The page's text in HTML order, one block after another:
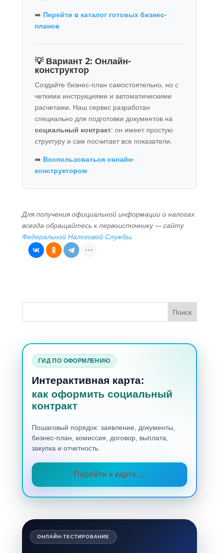
➡️ Перейти в каталог готовых бизнес-
планов
💡 Вариант 2: Онлайн-
конструктор
Создайте бизнес-план самостоятельно, но с
четкими инструкциями и автоматическими
расчетами. Наш сервис разработан
специально для подготовки документов на
социальный контракт: он имеет простую
структуру и сам посчитает все показатели.
➡️ Воспользоваться онлайн-
конструктором
Для получения официальной информации о налогах
всегда обращайтесь к первоисточнику — сайту
Федеральной Налоговой Службы.
ГИД ПО ОФОРМЛЕНИЮ
Интерактивная карта:
как оформить социальный
контракт
Пошаговый порядок: заявление, документы,
бизнес-план, комиссия, договор, выплата,
закупка и отчетность.
Перейти к карте
ОНЛАЙН-ТЕСТИРОВАНИЕ